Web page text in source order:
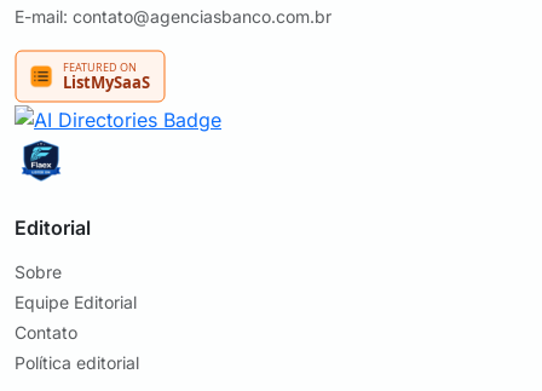
E-mail: contato@agenciasbanco.com.br
Editorial
Sobre
Equipe Editorial
Contato
Política editorial